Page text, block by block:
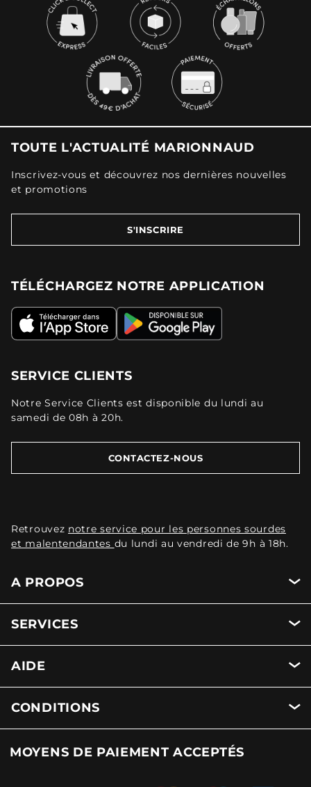
TOUTE L'ACTUALITÉ MARIONNAUD
Inscrivez-vous et découvrez nos dernières nouvelles
et promotions
S'INSCRIRE
TÉLÉCHARGEZ NOTRE APPLICATION
SERVICE CLIENTS
Notre Service Clients est disponible du lundi au
samedi de 08h à 20h.
CONTACTEZ-NOUS
Retrouvez notre service pour les personnes sourdes
et malentendantes du lundi au vendredi de 9h à 18h.
A PROPOS
SERVICES
AIDE
CONDITIONS
MOYENS DE PAIEMENT ACCEPTÉS